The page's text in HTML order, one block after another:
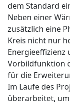
dem Standard
Neben einer
zusätzlich eine
Kreis nicht nur
Energieeffizienz
Vorbildfunktion
für die
Im Laufe des
überarbeitet,